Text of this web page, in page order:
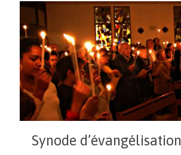
Synode d’évangélisation